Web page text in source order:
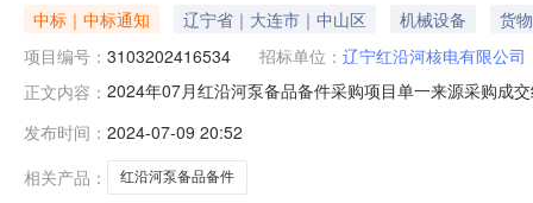
中标｜中标通知 辽宁省｜大连市｜中山区 机械设备
货物
项目编号： 3103202416534 招标单位： 辽宁红沿河核电有限公司
正文内容： 2024年07月红沿河泵备品备件采购项目单一来源采购成
单一来源原因：为确保相关功能的配套性，只能从特定
式：
发布时间： 2024-07-09 20:52
相关产品：
红沿河泵备品备件